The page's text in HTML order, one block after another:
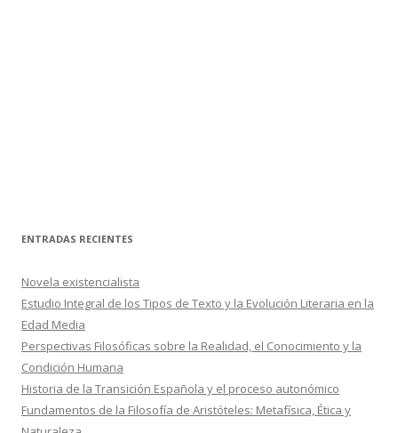
ENTRADAS RECIENTES
Novela existencialista
Estudio Integral de los Tipos de Texto y la Evolución Literaria en la
Edad Media
Perspectivas Filosóficas sobre la Realidad, el Conocimiento y la
Condición Humana
Historia de la Transición Española y el proceso autonómico
Fundamentos de la Filosofía de Aristóteles: Metafísica, Ética y